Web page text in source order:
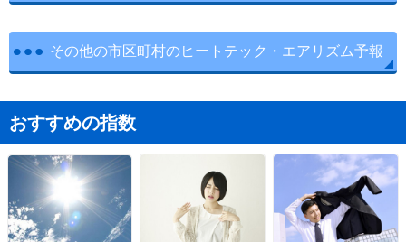
その他の市区町村のヒートテック・エアリズム予報
おすすめの指数